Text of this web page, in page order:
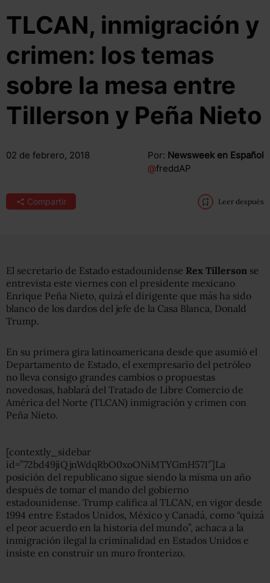
TLCAN, inmigración y
crimen: los temas
sobre la mesa entre
Tillerson y Peña Nieto
02 de febrero, 2018 Por: Newsweek en Español
@freddAP
Compartir Leer después
El secretario de Estado estadounidense Rex Tillerson se
entrevista este viernes con el presidente mexicano
Enrique Peña Nieto, quizá el dirigente que más ha sido
blanco de los dardos del jefe de la Casa Blanca, Donald
Trump.
En su primera gira latinoamericana desde que asumió el
Departamento de Estado, el exempresario del petróleo
no lleva consigo grandes cambios o propuestas
novedosas, hablará del Tratado de Libre Comercio de
América del Norte (TLCAN) inmigración y crimen con
Peña Nieto.
[contextly_sidebar
id=”72bd49jiQjnWdqRbO0xoONiMTYGmH571″]La
posición del republicano sigue siendo la misma un año
después de tomar el mando del gobierno
estadounidense. Trump califica al TLCAN, en vigor desde
1994 entre Estados Unidos, México y Canadá, como “quizá
el peor acuerdo en la historia del mundo”, achaca a la
inmigración ilegal la criminalidad en Estados Unidos e
insiste en construir un muro fronterizo.